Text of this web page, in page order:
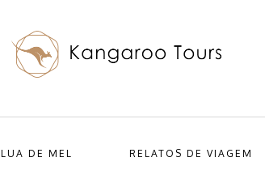
LUA DE MEL RELATOS DE VIAGEM